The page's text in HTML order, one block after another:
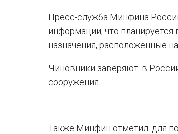
Пресс-служба Минфина
информации, что планируется
назначения, расположенные
Чиновники заверяют: в
сооружения.
Также Минфин отметил: для